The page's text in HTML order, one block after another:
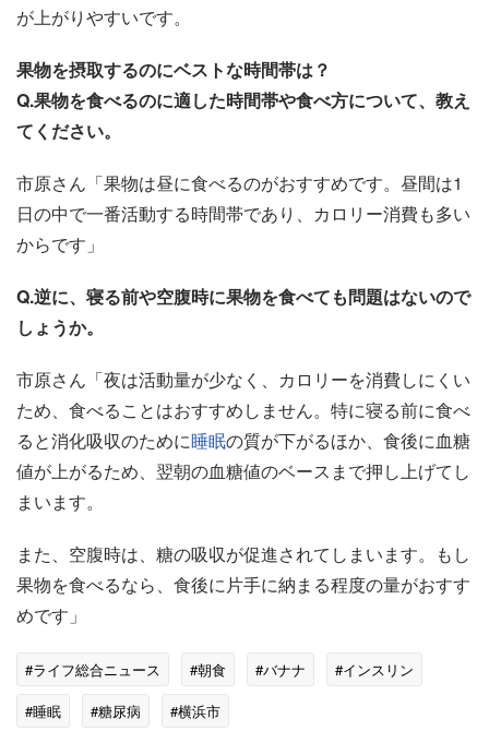
が上がりやすいです。
果物を摂取するのにベストな時間帯は？
Q.果物を食べるのに適した時間帯や食べ方について、教え
てください。
市原さん「果物は昼に食べるのがおすすめです。昼間は1
日の中で一番活動する時間帯であり、カロリー消費も多い
からです」
Q.逆に、寝る前や空腹時に果物を食べても問題はないので
しょうか。
市原さん「夜は活動量が少なく、カロリーを消費しにくい
ため、食べることはおすすめしません。特に寝る前に食べ
ると消化吸収のために睡眠の質が下がるほか、食後に血糖
値が上がるため、翌朝の血糖値のベースまで押し上げてし
まいます。
また、空腹時は、糖の吸収が促進されてしまいます。もし
果物を食べるなら、食後に片手に納まる程度の量がおすす
めです」
#ライフ総合ニュース #朝食 #バナナ
#インスリン
#睡眠
#糖尿病 #横浜市